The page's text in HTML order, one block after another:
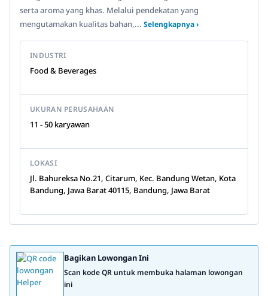
serta aroma yang khas. Melalui pendekatan yang
mengutamakan kualitas bahan,... Selengkapnya ›
INDUSTRI
Food & Beverages
UKURAN PERUSAHAAN
11 - 50 karyawan
LOKASI
Jl. Bahureksa No.21, Citarum, Kec. Bandung Wetan, Kota
Bandung, Jawa Barat 40115, Bandung, Jawa Barat
Bagikan Lowongan Ini
Scan kode QR untuk membuka halaman lowongan
ini